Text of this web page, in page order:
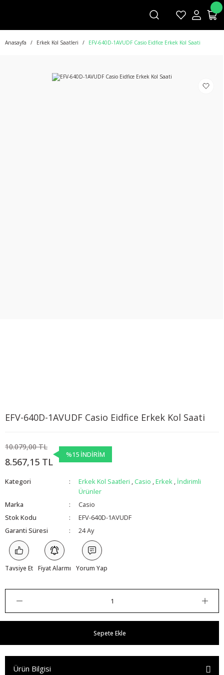
Anasayfa Erkek Kol Saatleri EFV-640D-1AVUDF Casio Eidfice Erkek Kol Saati
EFV-640D-1AVUDF Casio Eidfice Erkek Kol Saati
10.079,00 TL
8.567,15 TL
%15 İNDİRİM
Kategori Erkek Kol Saatleri , Casio ,Erkek , İndirimli
Ürünler
Marka
Casio
Stok Kodu
EFV-640D-1AVUDF
Garanti Süresi
24 Ay
Tavsiye Et Fiyat Alarmı Yorum Yap
Sepete Ekle
Ürün Bilgisi